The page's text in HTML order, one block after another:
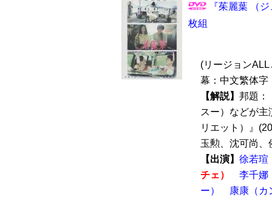
『茱麗葉 （
枚組
(リージョン
幕：中文繁体字
【解説】 邦題：
スー）などが
リエット）』
玉勲、沈可尚、
【出演】 徐若瑄
チェ）
李千娜
ー）
康康（カ